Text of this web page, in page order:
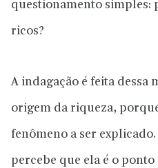
questionamento simples:
ricos?
A indagação é feita dessa
origem da riqueza,
fenômeno a ser
percebe que ela é o